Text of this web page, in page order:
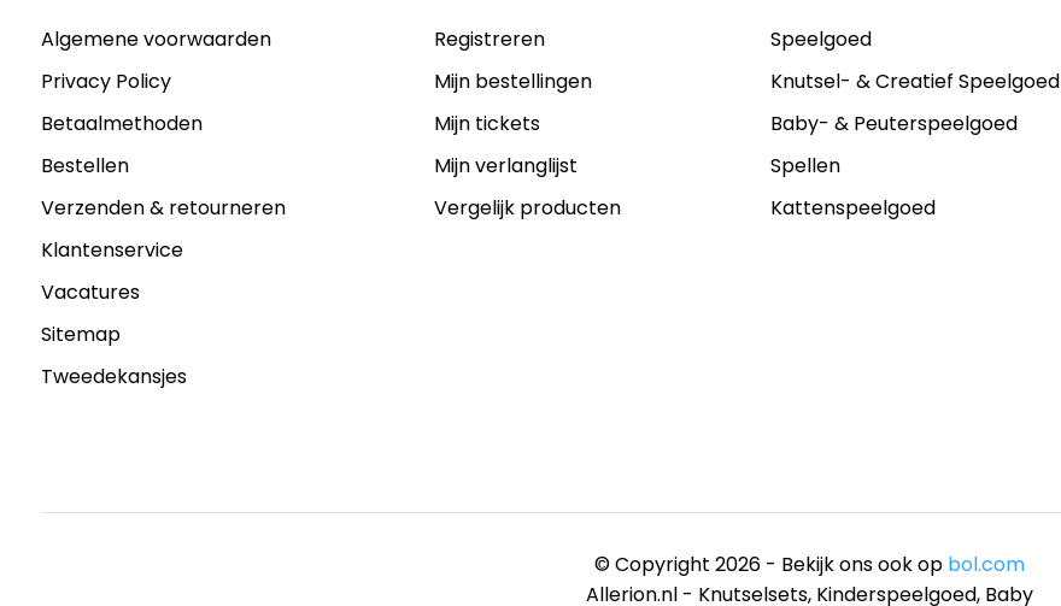
Algemene voorwaarden
Privacy Policy
Betaalmethoden
Bestellen
Verzenden & retourneren
Klantenservice
Vacatures
Sitemap
Tweedekansjes
Registreren
Mijn bestellingen
Mijn tickets
Mijn verlanglijst
Vergelijk producten
Speelgoed
Knutsel- & Creatief Speelgoed
Baby- & Peuterspeelgoed
Spellen
Kattenspeelgoed
© Copyright 2026 - Bekijk ons ook op bol.com
Allerion.nl - Knutselsets, Kinderspeelgoed, Baby